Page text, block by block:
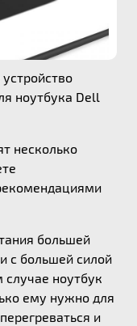
ноутбука Dell
несколько
большей
с большей силой
ноутбук
ему нужно для
и